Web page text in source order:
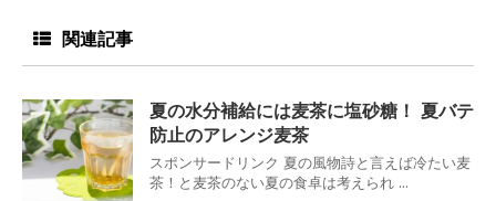
関連記事
夏の水分補給には麦茶に塩砂糖！ 夏バテ
防止のアレンジ麦茶
スポンサードリンク 夏の風物詩と言えば冷たい麦
茶！と麦茶のない夏の食卓は考えられ ...